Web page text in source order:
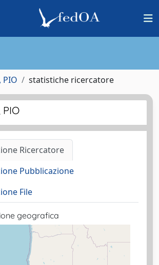
PIO statistiche ricercatore
PIO
Ricercatore
Pubblicazione
File
geografica